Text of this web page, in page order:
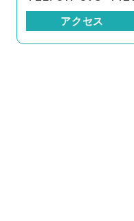
アクセス